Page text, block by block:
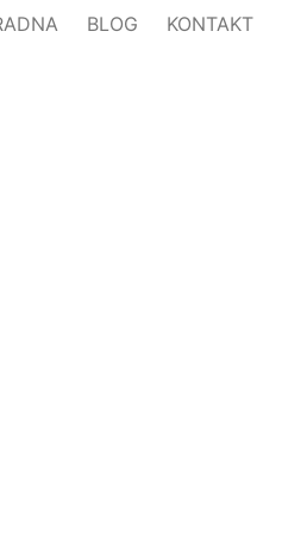
BLOG KONTAKT